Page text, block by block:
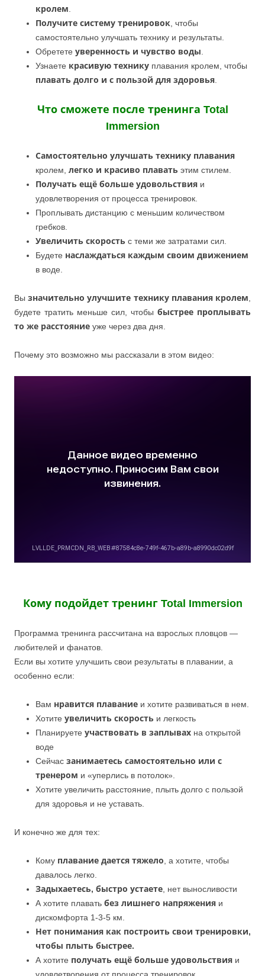
кролем
Получите систему тренировок , чтобы
самостоятельно улучшать технику и результаты.
Обретете уверенность и чувство воды
Узнаете красивую технику плавания кролем, чтобы
плавать долго и с пользой для здоровья
Что сможете после тренинга Total
Immersion
Самостоятельно улучшать технику плавания
кролем, легко и красиво плавать этим стилем.
Получать ещё больше удовольствия и
удовлетворения от процесса тренировок.
Проплывать дистанцию с меньшим количеством
гребков.
Увеличить скорость с теми же затратами сил.
Будете наслаждаться каждым своим движением
в воде.
Вызначительно улучшите технику плавания кролем
будете тратить меньше сил, чтобы быстрее проплывать
то же расстояние уже через два дня.
Почему это возможно мы рассказали в этом видео:
Кому подойдет тренинг Total Immersion
Программа тренинга рассчитана на взрослых пловцов —
любителей и фанатов.
Если вы хотите улучшить свои результаты в плавании, а
особенно если:
Вам нравится плавание и хотите развиваться в нем.
Хотите увеличить скорость и легкость
Планируете участвовать в заплывах на открытой
воде
Сейчас занимаетесь самостоятельно или с
тренером и «уперлись в потолок».
Хотите увеличить расстояние, плыть долго с пользой
для здоровья и не уставать.
И конечно же для тех:
Кому плавание дается тяжело , а хотите, чтобы
давалось легко.
Задыхаетесь, быстро устаете , нет выносливости
А хотите плавать без лишнего напряжения и
дискомфорта 1-3-5 км.
Нет понимания как построить свои тренировки,
чтобы плыть быстрее.
А хотите получать ещё больше удовольствия и